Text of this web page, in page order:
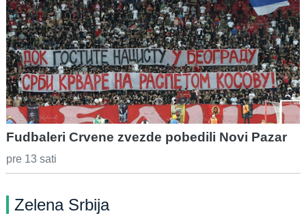
Fudbaleri Crvene zvezde pobedili Novi Pazar
pre 13 sati
Zelena Srbija